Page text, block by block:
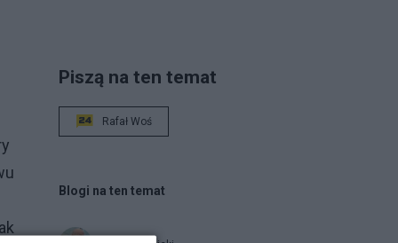
Piszą na ten temat
Rafał Woś
Blogi na ten temat